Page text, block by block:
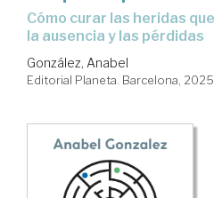
Cómo curar las heridas que nos dejan el abandono,
la ausencia y las pérdidas
González, Anabel
Editorial Planeta. Barcelona, 2025